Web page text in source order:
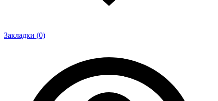
Закладки (0)